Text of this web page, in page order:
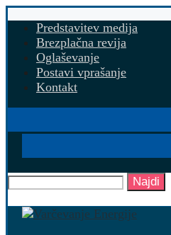
Predstavitev medija
Brezplačna revija
Oglaševanje
Postavi vprašanje
Kontakt
Najdi